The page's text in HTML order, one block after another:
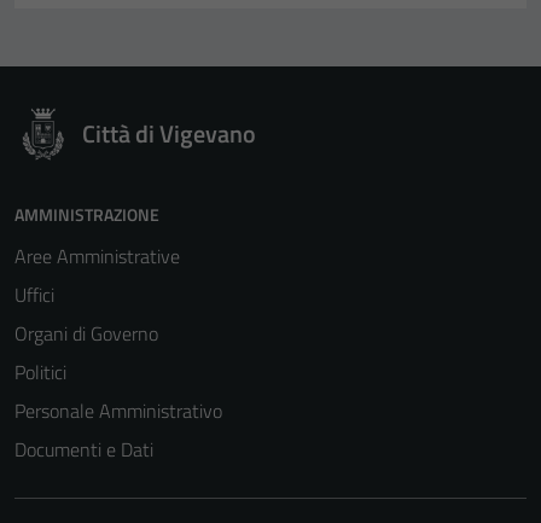
Città di Vigevano
AMMINISTRAZIONE
Aree Amministrative
Uffici
Organi di Governo
Politici
Personale Amministrativo
Documenti e Dati